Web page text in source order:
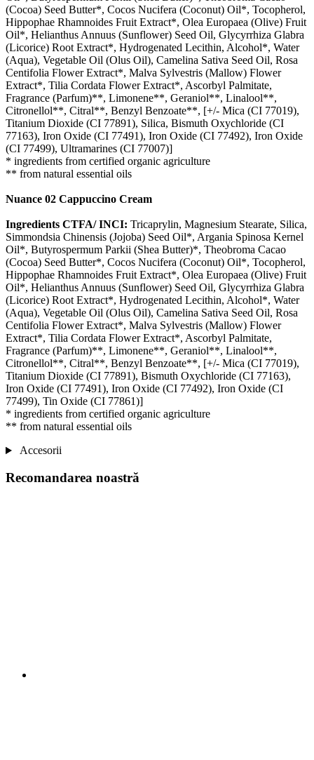
(Cocoa) Seed Butter*, Cocos Nucifera (Coconut) Oil*, Tocopherol,
Hippophae Rhamnoides Fruit Extract*, Olea Europaea (Olive) Fruit
Oil*, Helianthus Annuus (Sunflower) Seed Oil, Glycyrrhiza Glabra
(Licorice) Root Extract*, Hydrogenated Lecithin, Alcohol*, Water
(Aqua), Vegetable Oil (Olus Oil), Camelina Sativa Seed Oil, Rosa
Centifolia Flower Extract*, Malva Sylvestris (Mallow) Flower
Extract*, Tilia Cordata Flower Extract*, Ascorbyl Palmitate,
Fragrance (Parfum)**, Limonene**, Geraniol**, Linalool**,
Citronellol**, Citral**, Benzyl Benzoate**, [+/- Mica (CI 77019),
Titanium Dioxide (CI 77891), Silica, Bismuth Oxychloride (CI
77163), Iron Oxide (CI 77491), Iron Oxide (CI 77492), Iron Oxide
(CI 77499), Ultramarines (CI 77007)]
* ingredients from certified organic agriculture
** from natural essential oils
Nuance 02 Cappuccino Cream
Ingredients CTFA/ INCI: Tricaprylin, Magnesium Stearate, Silica,
Simmondsia Chinensis (Jojoba) Seed Oil*, Argania Spinosa Kernel
Oil*, Butyrospermum Parkii (Shea Butter)*, Theobroma Cacao
(Cocoa) Seed Butter*, Cocos Nucifera (Coconut) Oil*, Tocopherol,
Hippophae Rhamnoides Fruit Extract*, Olea Europaea (Olive) Fruit
Oil*, Helianthus Annuus (Sunflower) Seed Oil, Glycyrrhiza Glabra
(Licorice) Root Extract*, Hydrogenated Lecithin, Alcohol*, Water
(Aqua), Vegetable Oil (Olus Oil), Camelina Sativa Seed Oil, Rosa
Centifolia Flower Extract*, Malva Sylvestris (Mallow) Flower
Extract*, Tilia Cordata Flower Extract*, Ascorbyl Palmitate,
Fragrance (Parfum)**, Limonene**, Geraniol**, Linalool**,
Citronellol**, Citral**, Benzyl Benzoate**, [+/- Mica (CI 77019),
Titanium Dioxide (CI 77891), Bismuth Oxychloride (CI 77163),
Iron Oxide (CI 77491), Iron Oxide (CI 77492), Iron Oxide (CI
77499), Tin Oxide (CI 77861)]
* ingredients from certified organic agriculture
** from natural essential oils
Accesorii
Recomandarea noastră